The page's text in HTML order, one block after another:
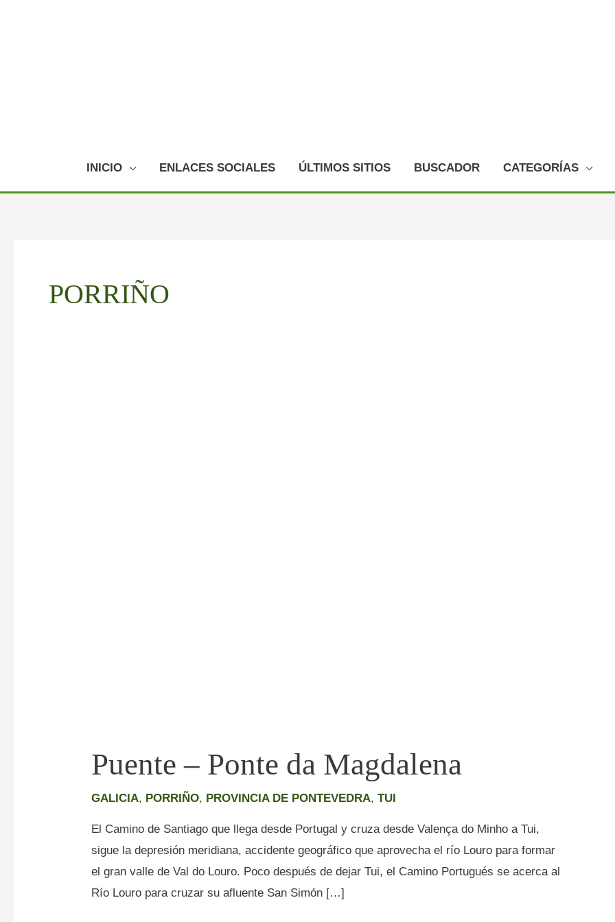
INICIO ENLACES SOCIALES ÚLTIMOS SITIOS BUSCADOR CATEGORÍAS
PORRIÑO
Puente – Ponte da Magdalena
GALICIA, PORRIÑO, PROVINCIA DE PONTEVEDRA,TUI
El Camino de Santiago que llega desde Portugal y cruza desde Valença do Minho a Tui,
sigue la depresión meridiana, accidente geográfico que aprovecha el río Louro para formar
el gran valle de Val do Louro. Poco después de dejar Tui, el Camino Portugués se acerca al
Río Louro para cruzar su afluente San Simón […]